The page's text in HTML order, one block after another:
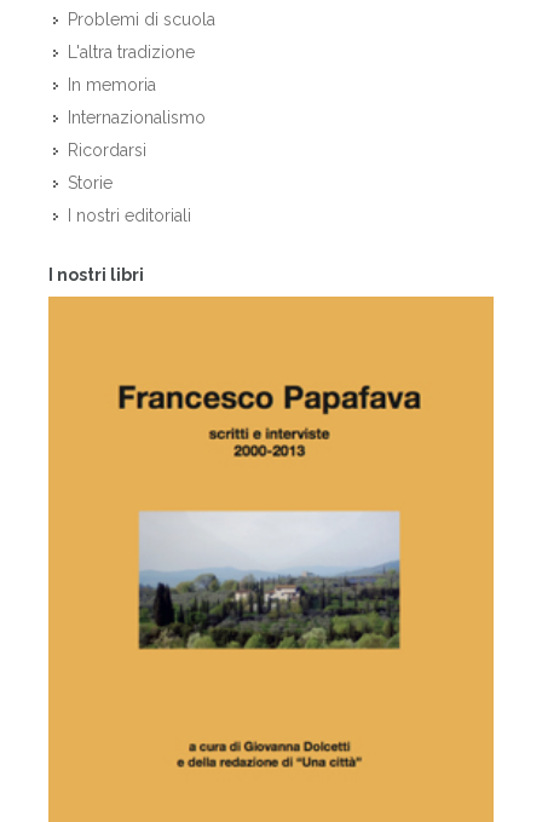
Problemi di scuola
L'altra tradizione
In memoria
Internazionalismo
Ricordarsi
Storie
I nostri editoriali
I nostri libri